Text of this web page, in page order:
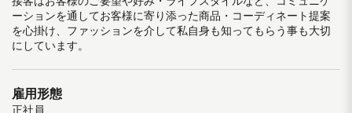
ーションを通してお客様に寄り添った商品・コーディネート提案
を心掛け、ファッションを介して私自身も知ってもらう事も大切
にしています。
雇用形態
正社員